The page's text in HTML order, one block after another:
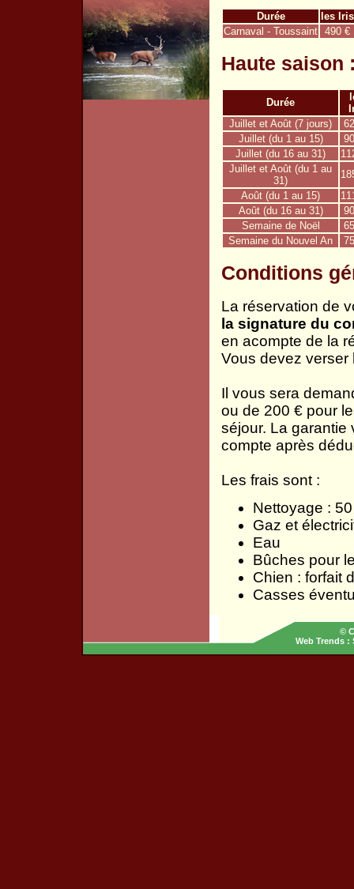
Durée
les Iris
Carnaval - Toussaint 490 €
Haute saison
Durée
Juillet et Août (7 jours)
Juillet (du 1 au 15)
Juillet (du 16 au 31)
Juillet et Août (du 1 au
31)
Août (du 1 au 15)
Août (du 16 au 31)
Semaine de Noël
Semaine du Nouvel An
Conditions
La réservation de
la signature du
en acompte de la
Vous devez verser
Il vous sera
ou de 200 € pour
séjour. La garantie
compte après
Les frais sont :
Nettoyage :
Gaz et
Eau
Bûches pour
Chien : forfait
Casses
©
Web Trends :